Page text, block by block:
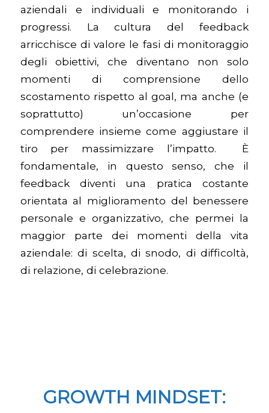
aziendali e individuali e monitorando i
progressi. La cultura del feedback
arricchisce di valore le fasi di monitoraggio
degli obiettivi, che diventano non solo
momenti di comprensione dello
scostamento rispetto al goal, ma anche (e
soprattutto) un’occasione per
comprendere insieme come aggiustare il
tiro per massimizzare l’impatto. È
fondamentale, in questo senso, che il
feedback diventi una pratica costante
orientata al miglioramento del benessere
personale e organizzativo, che permei la
maggior parte dei momenti della vita
aziendale: di scelta, di snodo, di difficoltà,
di relazione, di celebrazione.
GROWTH MINDSET: